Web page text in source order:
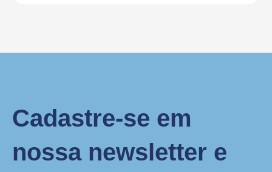
Cadastre-se em
nossa newsletter e